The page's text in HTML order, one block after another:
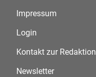
Impressum
Login
Kontakt zur Redaktion
Newsletter